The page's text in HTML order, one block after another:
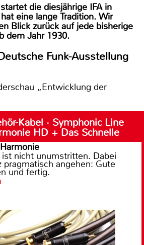
die diesjährige IFA in
eine lange Tradition. Wir
Blick zurück auf jede bisherige
dem Jahr 1930.
Funk-Ausstellung
„Entwicklung der
Kabel · Symphonic Line
HD + Das Schnelle
ist nicht unumstritten. Dabei
pragmatisch angehen: Gute
und fertig.